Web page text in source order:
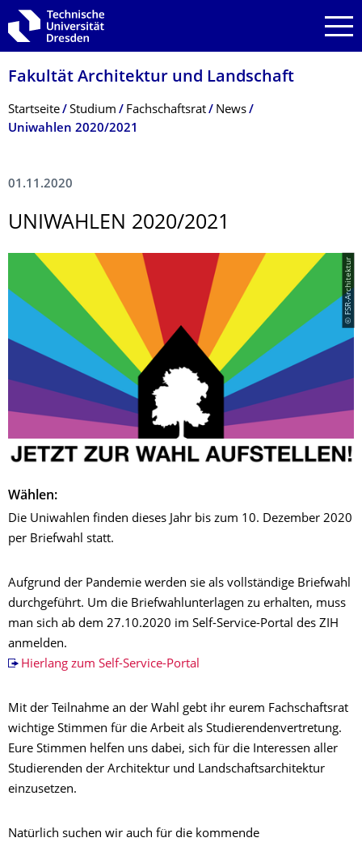
Zur Hauptnavigation springen
Zur Suche springen
Zum Inhalt springen
Fakultät Architektur und Landschaft
Breadcrumb-Menü
Startseite Studium Fachschaftsrat
News
Uniwahlen 2020/2021
01.11.2020
UNIWAHLEN 2020/2021
© FSR-Architektur
Wählen:
Die Uniwahlen finden dieses Jahr bis zum 10. Dezember 2020
per Briefwahl statt.
Aufgrund der Pandemie werden sie als vollständige Briefwahl
durchgeführt. Um die Briefwahlunterlagen zu erhalten, muss
man sich ab dem 27.10.2020 im Self-Service-Portal des ZIH
anmelden.
Hierlang zum Self-Service-Portal
Mit der Teilnahme an der Wahl gebt ihr eurem Fachschaftsrat
wichtige Stimmen für die Arbeit als Studierendenvertretung.
Eure Stimmen helfen uns dabei, sich für die Interessen aller
Studierenden der Architektur und Landschaftsarchitektur
einzusetzen.
Natürlich suchen wir auch für die kommende